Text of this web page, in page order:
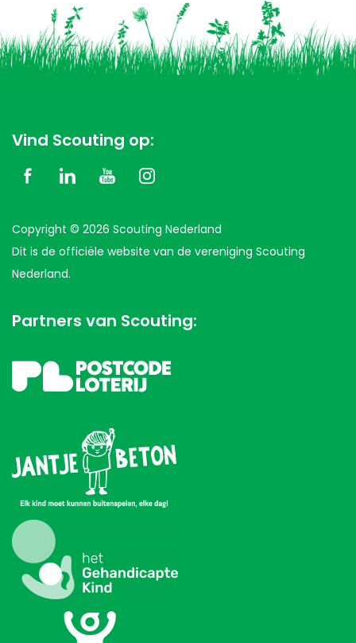
Vind Scouting op:
Copyright © 2026 Scouting Nederland
Dit is de officiële website van de vereniging Scouting
Nederland.
Partners van Scouting: